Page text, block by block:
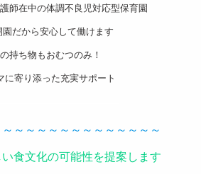
師在中の体調不良児対応型保育園
園だから安心して働けます
持ち物もおむつのみ！
に寄り添った充実サポート
～～～～～～～～～～～～～
食文化の可能性を提案します